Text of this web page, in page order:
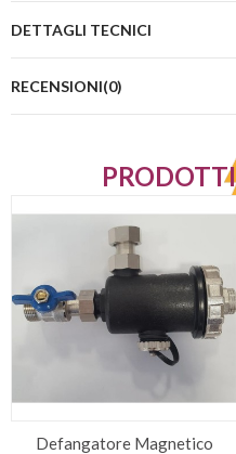
DETTAGLI TECNICI
RECENSIONI(0)
Defangatore Magnetico